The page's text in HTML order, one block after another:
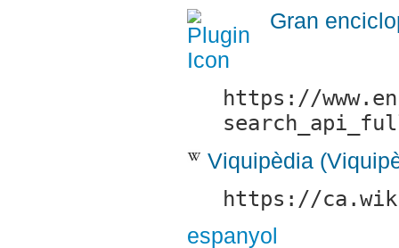
Gran
https://
Viquipèdia
https://
espanyol